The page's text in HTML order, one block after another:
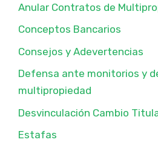
Anular Contratos de
Conceptos Bancarios
Consejos y Adevertencias
Defensa ante monitorios y
multipropiedad
Desvinculación Cambio
Estafas